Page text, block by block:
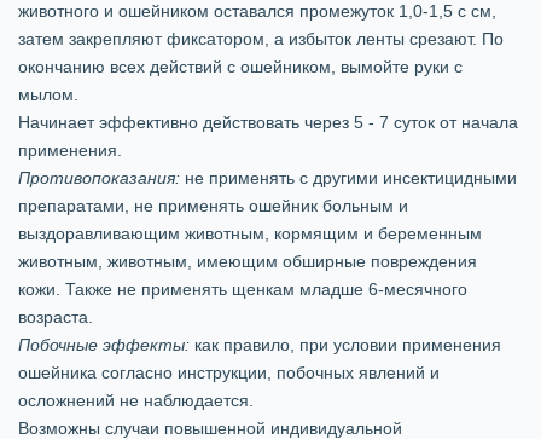
животного и ошейником оставался промежуток 1,0-1,5 с см,
затем закрепляют фиксатором, а избыток ленты срезают. По
окончанию всех действий с ошейником, вымойте руки с
мылом.
Начинает эффективно действовать через 5 - 7 суток от начала
применения.
Противопоказания: не применять с другими инсектицидными
препаратами, не применять ошейник больным и
выздоравливающим животным, кормящим и беременным
животным, животным, имеющим обширные повреждения
кожи. Также не применять щенкам младше 6-месячного
возраста.
Побочные эффекты: как правило, при условии применения
ошейника согласно инструкции, побочных явлений и
осложнений не наблюдается.
Возможны случаи повышенной индивидуальной